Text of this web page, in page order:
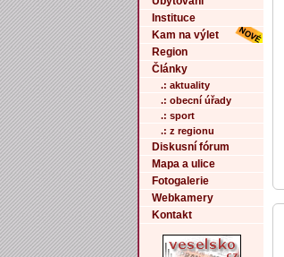
Instituce
Kam na výlet
Region
Články
.: aktuality
.: obecní úřady
.: sport
.: z regionu
Diskusní fórum
Mapa a ulice
Fotogalerie
Webkamery
Kontakt